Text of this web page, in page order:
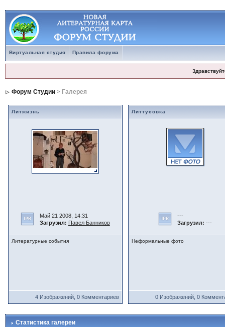
Виртуальная студия Правила форума
Форум Студии> Галерея
Литжизнь
Май 21 2008, 14:31
Загрузил: Павел Банников
Литературные события
4 Изображений, 0 Комментариев
Литтусовка
---
Загрузил: ---
Неформальные фото
0 Изображений, 0
Статистика галереи